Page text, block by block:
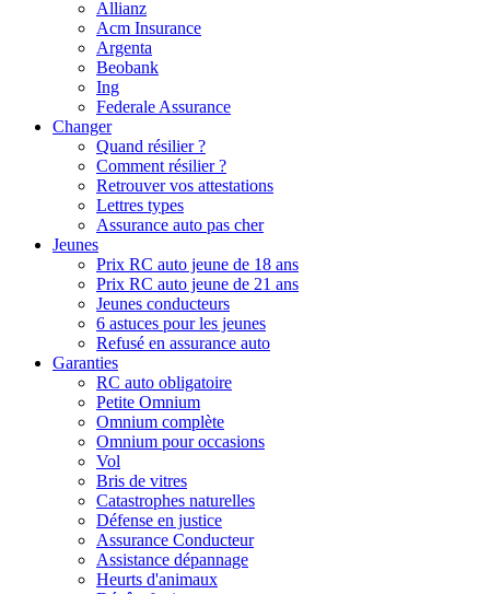
Allianz
Acm Insurance
Argenta
Beobank
Ing
Federale Assurance
Changer
Quand résilier ?
Comment résilier ?
Retrouver vos attestations
Lettres types
Assurance auto pas cher
Jeunes
Prix RC auto jeune de 18 ans
Prix RC auto jeune de 21 ans
Jeunes conducteurs
6 astuces pour les jeunes
Refusé en assurance auto
Garanties
RC auto obligatoire
Petite Omnium
Omnium complète
Omnium pour occasions
Vol
Bris de vitres
Catastrophes naturelles
Défense en justice
Assurance Conducteur
Assistance dépannage
Heurts d'animaux